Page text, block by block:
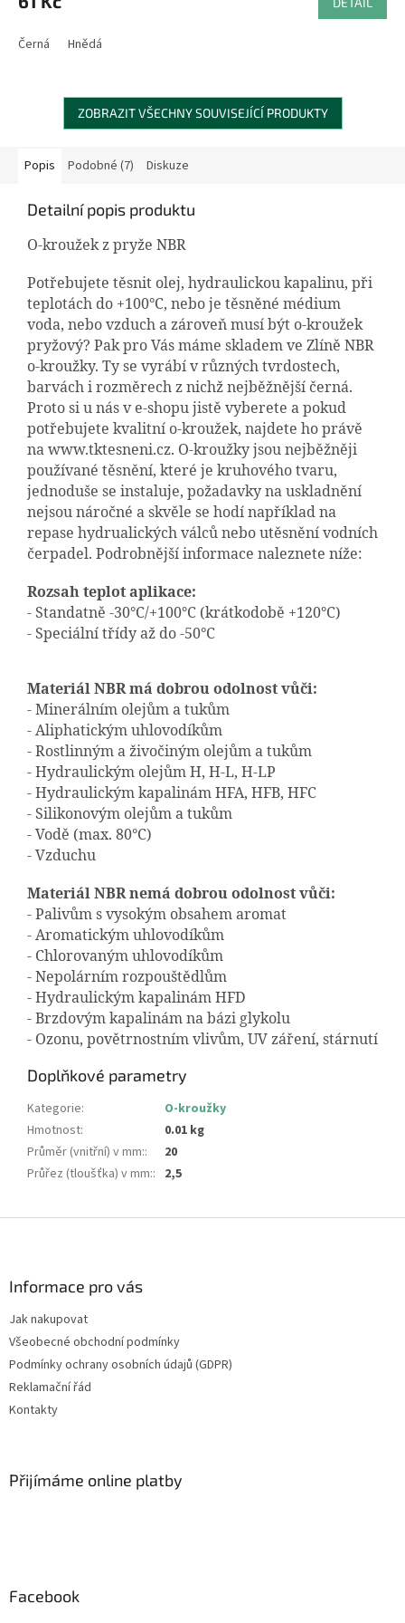
Černá Hnědá
ZOBRAZIT VŠECHNY SOUVISEJÍCÍ PRODUKTY
Popis Podobné (7) Diskuze
Detailní popis produktu
O-kroužek z pryže NBR
Potřebujete těsnit olej, hydraulickou kapalinu, při
teplotách do +100°C, nebo je těsněné médium
voda, nebo vzduch a zároveň musí být o-kroužek
pryžový? Pak pro Vás máme skladem ve Zlíně NBR
o-kroužky. Ty se vyrábí v různých tvrdostech,
barvách i rozměrech z nichž nejběžnější černá.
Proto si u nás v e-shopu jistě vyberete a pokud
potřebujete kvalitní o-kroužek, najdete ho právě
na www.tktesneni.cz. O-kroužky jsou nejběžněji
používané těsnění, které je kruhového tvaru,
jednoduše se instaluje, požadavky na uskladnění
nejsou náročné a skvěle se hodí například na
repase hydrualických válců nebo utěsnění vodních
čerpadel. Podrobnější informace naleznete níže:
Rozsah teplot aplikace:
- Standatně -30°C/+100°C (krátkodobě +120°C)
- Speciální třídy až do -50°C
Materiál NBR má dobrou odolnost vůči:
- Minerálním olejům a tukům
- Aliphatickým uhlovodíkům
- Rostlinným a živočiným olejům a tukům
- Hydraulickým olejům H, H-L, H-LP
- Hydraulickým kapalinám HFA, HFB, HFC
- Silikonovým olejům a tukům
- Vodě (max. 80°C)
- Vzduchu
Materiál NBR nemá dobrou odolnost vůči:
- Palivům s vysokým obsahem aromat
- Aromatickým uhlovodíkům
- Chlorovaným uhlovodíkům
- Nepolárním rozpouštědlům
- Hydraulickým kapalinám HFD
- Brzdovým kapalinám na bázi glykolu
- Ozonu, povětrnostním vlivům, UV záření, stárnutí
Doplňkové parametry
Kategorie:
O-kroužky
Hmotnost:
0.01 kg
Průměr (vnitřní) v mm::
20
Průřez (tloušťka) v mm:: 2,5
Informace pro vás
Jak nakupovat
Všeobecné obchodní podmínky
Podmínky ochrany osobních údajů (GDPR)
Reklamační řád
Kontakty
Přijímáme online platby
Facebook